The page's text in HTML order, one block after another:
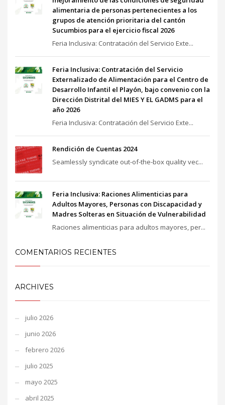
alimentaria de personas pertenecientes a los
grupos de atención prioritaria del cantón
Sucumbios para el ejercicio fiscal 2026
Feria Inclusiva: Contratación del Servicio Exte...
Feria Inclusiva: Contratación del Servicio
Externalizado de Alimentación para el Centro de
Desarrollo Infantil el Playón, bajo convenio con la
Dirección Distrital del MIES Y EL GADMS para el
año 2026
Feria Inclusiva: Contratación del Servicio Exte...
Rendición de Cuentas 2024
Seamlessly syndicate out-of-the-box quality vec...
Feria Inclusiva: Raciones Alimenticias para
Adultos Mayores, Personas con Discapacidad y
Madres Solteras en Situación de Vulnerabilidad
Raciones alimenticias para adultos mayores, per...
COMENTARIOS RECIENTES
ARCHIVES
julio 2026
junio 2026
febrero 2026
julio 2025
mayo 2025
abril 2025